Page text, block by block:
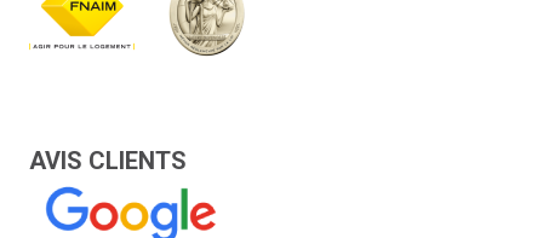
AVIS CLIENTS